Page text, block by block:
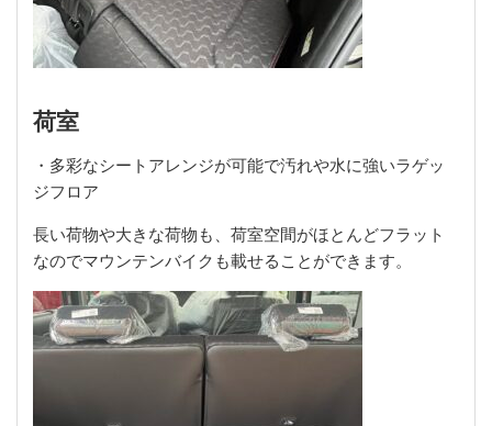
荷室
・多彩なシートアレンジが可能で汚れや水に強いラゲッ
ジフロア
長い荷物や大きな荷物も、荷室空間がほとんどフラット
なのでマウンテンバイクも載せることができます。